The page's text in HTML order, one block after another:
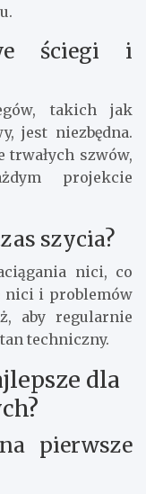
ściegi i
takich jak
jest niezbędna.
trwałych szwów,
projekcie
szycia?
nici, co
nici i problemów
aby regularnie
techniczny.
dla
pierwsze